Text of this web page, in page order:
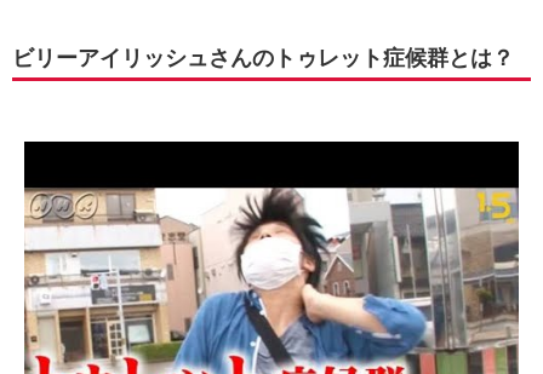
ビリーアイリッシュさんのトゥレット症候群とは？